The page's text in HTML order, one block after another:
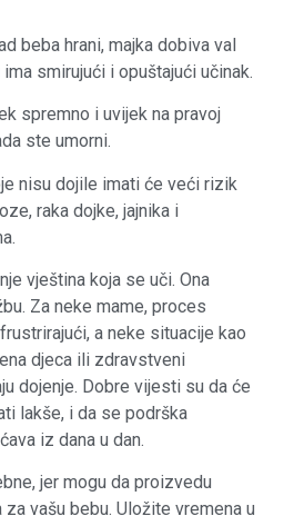
beba hrani, majka dobiva val
smirujući i opuštajući učinak.
spremno i uvijek na pravoj
ste umorni.
nisu dojile imati će veći rizik
raka dojke, jajnika i
vještina koja se uči. Ona
Za neke mame, proces
a neke situacije kao
djeca ili zdravstveni
dojenje. Dobre vijesti su da će
lakše, i da se podrška
iz dana u dan.
jer mogu da proizvedu
za vašu bebu. Uložite vremena u